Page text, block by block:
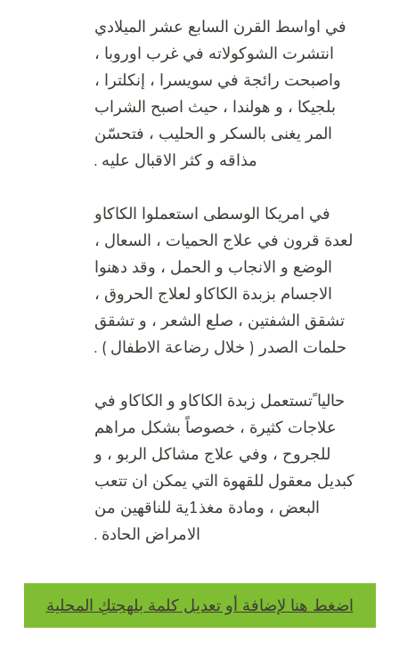
في اواسط القرن السابع عشر الميلادي
انتشرت الشوكولاته في غرب اوروبا ،
واصبحت رائجة في سويسرا ، إنكلترا ،
بلجيكا ، و هولندا ، حيث اصبح الشراب
المر يغنى بالسكر و الحليب ، فتحسّن
مذاقه و كثر الاقبال عليه .
في امريكا الوسطى استعملوا الكاكاو
لعدة قرون في علاج الحميات ، السعال ،
الوضع و الانجاب و الحمل ، وقد دهنوا
الاجسام بزبدة الكاكاو لعلاج الحروق ،
تشقق الشفتين ، صلع الشعر ، و تشقق
حلمات الصدر ( خلال رضاعة الاطفال ) .
حاليا ًتستعمل زبدة الكاكاو و الكاكاو في
علاجات كثيرة ، خصوصاً بشكل مراهم
للجروح ، وفي علاج مشاكل الربو ، و
كبديل معقول للقهوة التي يمكن ان تتعب
البعض ، ومادة مغذ1ية للناقهين من
الامراض الحادة .
اضغط هنا لإضافة أو تعديل كلمة بلهجتكِ المحلية